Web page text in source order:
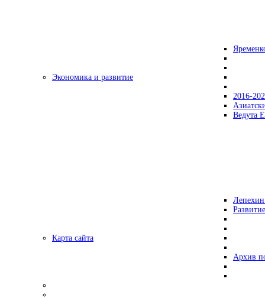
Экономика и развитие
2016-
Ведута
Карта сайта
Архив